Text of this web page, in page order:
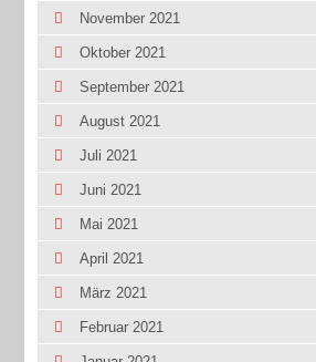
November 2021
Oktober 2021
September 2021
August 2021
Juli 2021
Juni 2021
Mai 2021
April 2021
März 2021
Februar 2021